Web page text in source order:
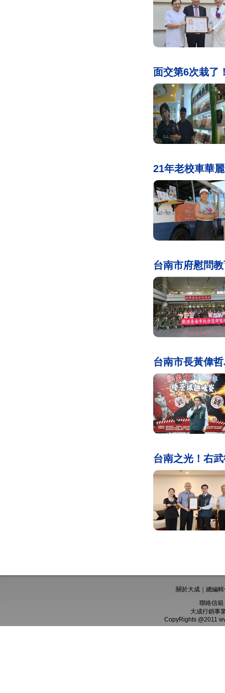
面交第6次栽了
21年老校車華
台南市府慰問
台南市長黃偉
台南之光！右